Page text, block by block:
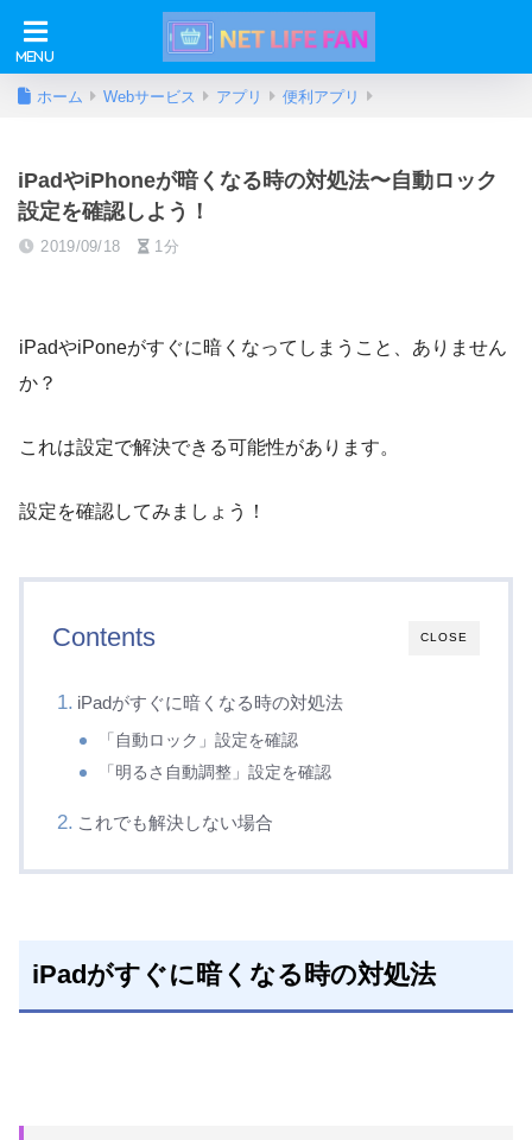
ホーム Webサービス アプリ 便利アプリ
iPadやiPhoneが暗くなる時の対処法〜自動ロック
設定を確認しよう！
2019/09/18 1分
iPadやiPoneがすぐに暗くなってしまうこと、ありません
か？
これは設定で解決できる可能性があります。
設定を確認してみましょう！
CLOSE
Contents
iPadがすぐに暗くなる時の対処法
「自動ロック」設定を確認
「明るさ自動調整」設定を確認
これでも解決しない場合
iPadがすぐに暗くなる時の対処法